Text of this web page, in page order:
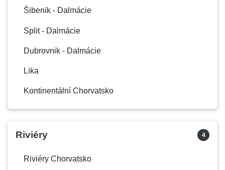
Šibenik - Dalmácie
Split - Dalmácie
Dubrovnik - Dalmácie
Lika
Kontinentální Chorvatsko
Riviéry 4
Riviéry Chorvatsko